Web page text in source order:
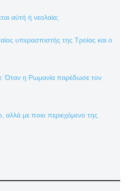
αὐτή ἡ νεολαία;
υπερασπιστής της Τροίας και ο
Όταν η Ρωμανία παρέδωσε τον
αλλά με ποιο περιεχόμενο της